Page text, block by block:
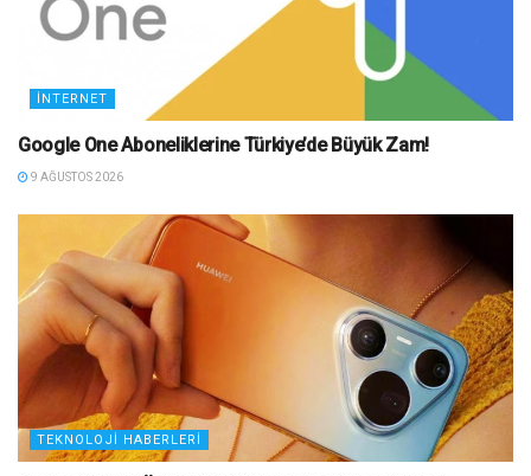
İNTERNET
Google One Aboneliklerine Türkiye’de Büyük Zam!
9 AĞUSTOS 2026
TEKNOLOJI HABERLERI